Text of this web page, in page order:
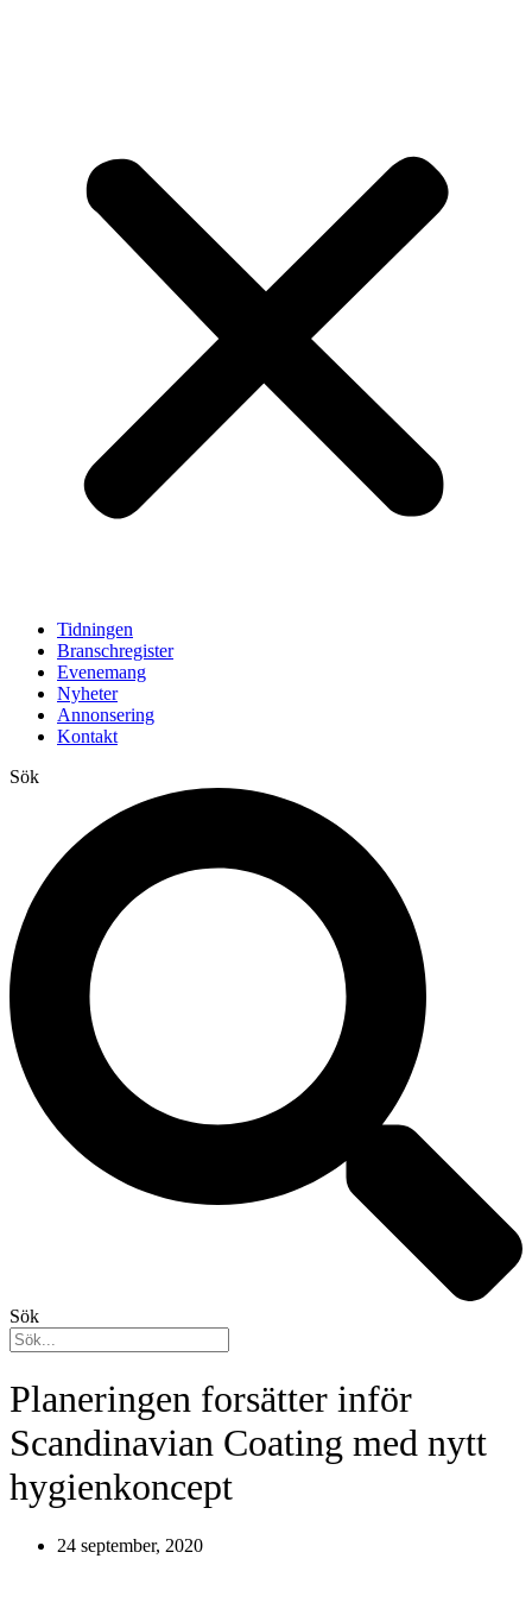
Tidningen
Branschregister
Evenemang
Nyheter
Annonsering
Kontakt
Sök
Sök
Planeringen forsätter inför
Scandinavian Coating med nytt
hygienkoncept
24 september, 2020